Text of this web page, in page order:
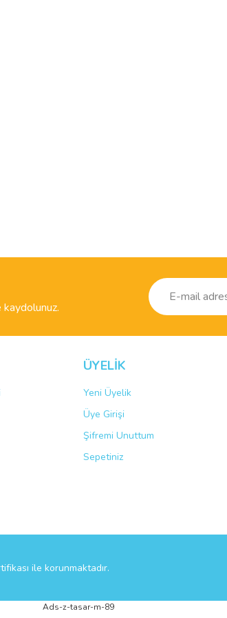
ÜYELİK
Yeni Üyelik
Üye Girişi
Şifremi Unuttum
Sepetiniz
ile korunmaktadır.